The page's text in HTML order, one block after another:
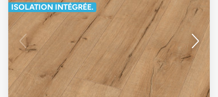
ISOLATION INTÉGRÉE.